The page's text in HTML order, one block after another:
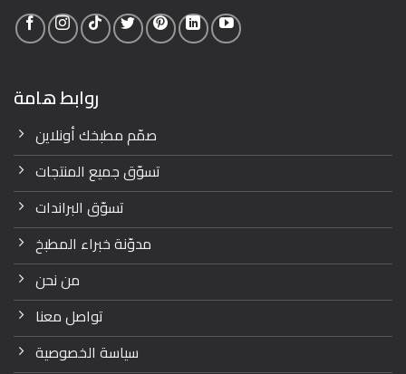
روابط هامة
صمّم مطبخك أونلاين
تسوّق جميع المنتجات
تسوّق البراندات
مدوّنة خبراء المطبخ
من نحن
تواصل معنا
سياسة الخصوصية